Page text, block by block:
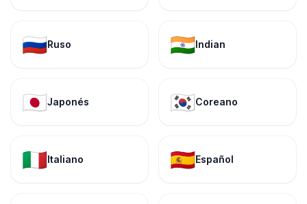
🇷🇺Ruso 🇮🇳Indian
🇯🇵Japonés 🇰🇷Coreano
🇮🇹Italiano 🇪🇸Español